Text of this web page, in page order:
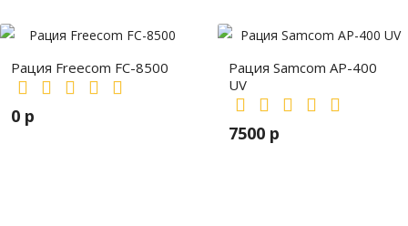
Рация Freecom FC-8500
0 р
Рация Samcom AP-400
UV
7500 р